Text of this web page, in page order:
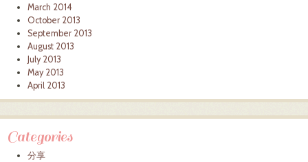
March 2014
October 2013
September 2013
August 2013
July 2013
May 2013
April 2013
Categories
分享